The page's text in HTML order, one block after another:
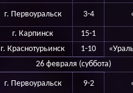
г. Первоуральск 3-4
г. Карпинск
15-1
г. Краснотурьинск 1-10
26 февраля (суббота)
г. Первоуральск 9-2